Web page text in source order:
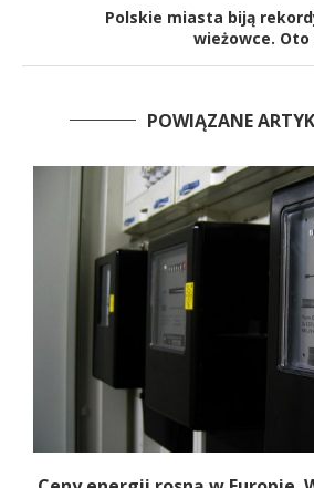
Polskie miasta biją
wieżowce.
POWIĄZANE